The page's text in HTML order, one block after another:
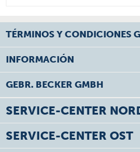
TÉRMINOS Y CONDICIONES
INFORMACIÓN
GEBR. BECKER GMBH
SERVICE-CENTER
SERVICE-CENTER OST